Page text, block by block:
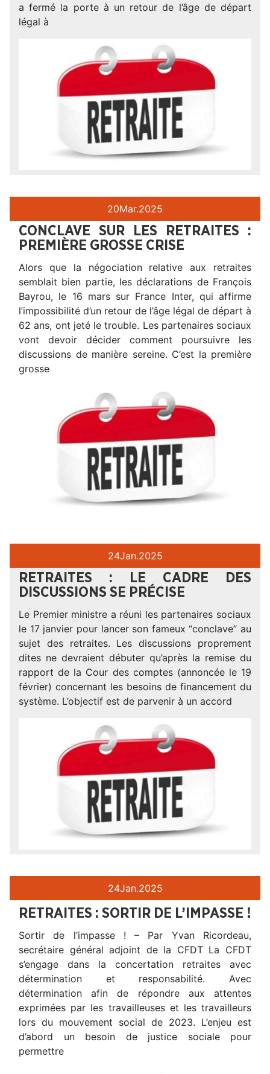
a fermé la porte à un retour de l’âge de départ
légal à
20Mar.2025
CONCLAVE SUR LES RETRAITES :
PREMIÈRE GROSSE CRISE
Alors que la négociation relative aux retraites
semblait bien partie, les déclarations de François
Bayrou, le 16 mars sur France Inter, qui affirme
l’impossibilité d’un retour de l’âge légal de départ à
62 ans, ont jeté le trouble. Les partenaires sociaux
vont devoir décider comment poursuivre les
discussions de manière sereine. C’est la première
grosse
24Jan.2025
RETRAITES : LE CADRE DES
DISCUSSIONS SE PRÉCISE
Le Premier ministre a réuni les partenaires sociaux
le 17 janvier pour lancer son fameux “conclave” au
sujet des retraites. Les discussions proprement
dites ne devraient débuter qu’après la remise du
rapport de la Cour des comptes (annoncée le 19
février) concernant les besoins de financement du
système. L’objectif est de parvenir à un accord
24Jan.2025
RETRAITES : SORTIR DE L’IMPASSE !
Sortir de l’impasse ! – Par Yvan Ricordeau,
secrétaire général adjoint de la CFDT La CFDT
s’engage dans la concertation retraites avec
détermination et responsabilité. Avec
détermination afin de répondre aux attentes
exprimées par les travailleuses et les travailleurs
lors du mouvement social de 2023. L’enjeu est
d’abord un besoin de justice sociale pour
permettre